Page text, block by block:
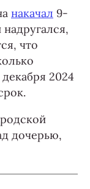
накачал 9-
что
2024
дочерью,